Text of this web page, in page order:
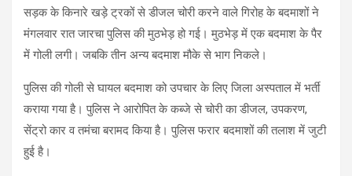
सड़क के किनारे खड़े ट्रकों से डीजल चोरी करने वाले गिरोह के बदमाशों ने
मंगलवार रात जारचा पुलिस की मुठभेड़ हो गई। मुठभेड़ में एक बदमाश के पैर
में गोली लगी। जबकि तीन अन्य बदमाश मौके से भाग निकले।
पुलिस की गोली से घायल बदमाश को उपचार के लिए जिला अस्पताल में भर्ती
कराया गया है। पुलिस ने आरोपित के कब्जे से चोरी का डीजल, उपकरण,
सेंट्रो कार व तमंचा बरामद किया है। पुलिस फरार बदमाशों की तलाश में जुटी
हुई है।